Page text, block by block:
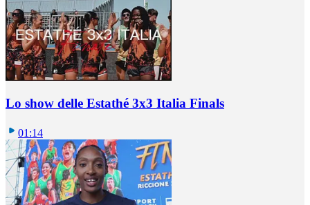
Lo show delle Estathé 3x3 Italia Finals
01:14